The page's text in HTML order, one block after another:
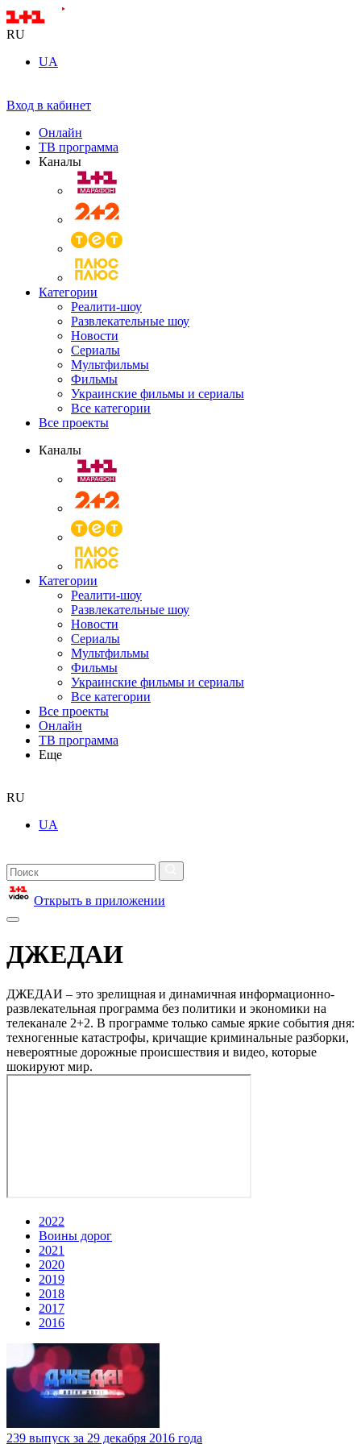
RU
UA
Вход в кабинет
Онлайн
ТВ программа
Каналы
Категории
Реалити-шоу
Развлекательные шоу
Новости
Сериалы
Мультфильмы
Фильмы
Украинские фильмы и сериалы
Все категории
Все проекты
Каналы
Категории
Реалити-шоу
Развлекательные шоу
Новости
Сериалы
Мультфильмы
Фильмы
Украинские фильмы и сериалы
Все категории
Все проекты
Онлайн
ТВ программа
Еще
RU
UA
Открыть в приложении
ДЖЕДАИ
ДЖЕДАИ – это зрелищная и динамичная информационно-
развлекательная программа без политики и экономики на
телеканале 2+2. В программе только самые яркие события дня:
техногенные катастрофы, кричащие криминальные разборки,
невероятные дорожные происшествия и видео, которые
шокируют мир.
2022
Воины дорог
2021
2020
2019
2018
2017
2016
239 выпуск за 29 декабря 2016 года